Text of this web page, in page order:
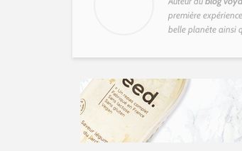
première
belle planète ainsi